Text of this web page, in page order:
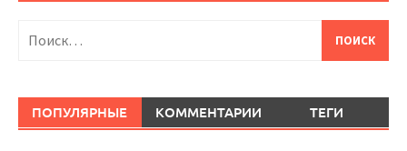
ПОПУЛЯРНЫЕ КОММЕНТАРИИ ТЕГИ